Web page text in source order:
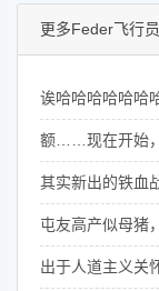
更多Feder飞行
诶哈哈哈哈哈哈
额……现在开始，
其实新出的铁血
屯友高产似母猪
出于人道主义关